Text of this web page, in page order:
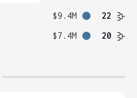
$9.4M
22
$7.4M 20